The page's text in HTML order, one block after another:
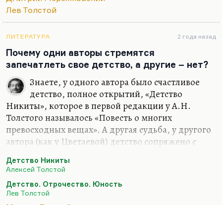
Мережковский рационален. Да, он
действительно считает, что вера — это вопрос
схоластическая.
Понимаете, слишком часто иррациональными
вещами — экстазом, бредом, слишком часто этим
оправдывалось зверство. Ведь те люди, которые
ненавидят рациональную…
Лев Толстой
ЛИТЕРАТУРА 2 года назад
Почему одни авторы стремятся
запечатлеть свое детство, а другие – нет?
Знаете, у одного автора было счастливое
детство, полное открытий, «Детство
Никиты», которое в первой редакции у А.Н.
Толстого называлось «Повесть о многих
превосходных вещах». А другая судьба, у другого
автора (как у Цветаевой) детство сопряжено с
она сумела написать «Волшебный фонарь» –
для нее порой унижений, порой трагедий. Она
Детство Никиты
Алексей Толстой
Детство. Отрочество. Юность
Лев Толстой